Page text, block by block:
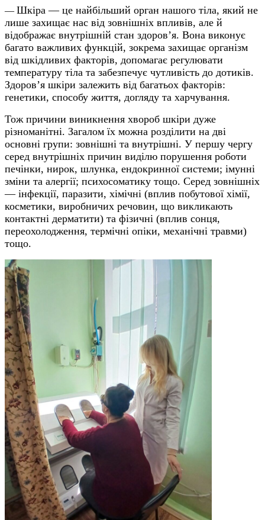
— Шкіра — це найбільший орган нашого тіла, який не
лише захищає нас від зовнішніх впливів, але й
відображає внутрішній стан здоров’я. Вона виконує
багато важливих функцій, зокрема захищає організм
від шкідливих факторів, допомагає регулювати
температуру тіла та забезпечує чутливість до дотиків.
Здоров’я шкіри залежить від багатьох факторів:
генетики, способу життя, догляду та харчування.
Тож причини виникнення хвороб шкіри дуже
різноманітні. Загалом їх можна розділити на дві
основні групи: зовнішні та внутрішні. У першу чергу
серед внутрішніх причин виділю порушення роботи
печінки, нирок, шлунка, ендокринної системи; імунні
зміни та алергії; психосоматику тощо. Серед зовнішніх
— інфекції, паразити, хімічні (вплив побутової хімії,
косметики, виробничих речовин, що викликають
контактні дерматити) та фізичні (вплив сонця,
переохолодження, термічні опіки, механічні травми)
тощо.